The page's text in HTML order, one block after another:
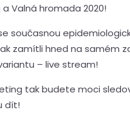
Valná hromada 2020!
současnou
zamítli hned na samém
– live stream!
tak budete moci
dít!